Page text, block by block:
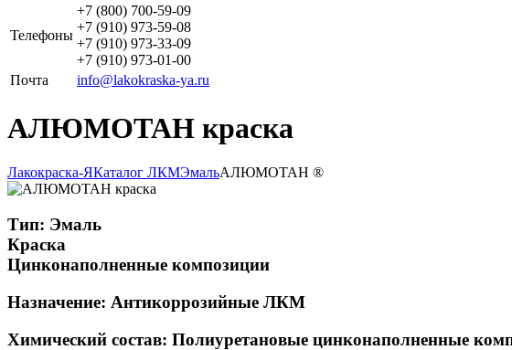
Телефоны
+7 (800) 700-59-09
+7 (910) 973-59-08
+7 (910) 973-33-09
+7 (910) 973-01-00
Почта
info@lakokraska-ya.ru
АЛЮМОТАН краска
Лакокраска-ЯКаталог ЛКМЭмальАЛЮМОТАН ®
Тип: Эмаль
Краска
Цинконаполненные композиции
Назначение: Антикоррозийные ЛКМ
Химический состав: Полиуретановые цинконаполненные